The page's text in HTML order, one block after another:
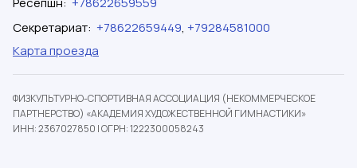
Секретариат: +78622659449, +79284581000
Карта проезда
ФИЗКУЛЬТУРНО-СПОРТИВНАЯ АССОЦИАЦИЯ (НЕКОММЕРЧЕСКОЕ
ПАРТНЕРСТВО) «АКАДЕМИЯ ХУДОЖЕСТВЕННОЙ ГИМНАСТИКИ»
ИНН: 2367027850 |ОГРН: 1222300058243